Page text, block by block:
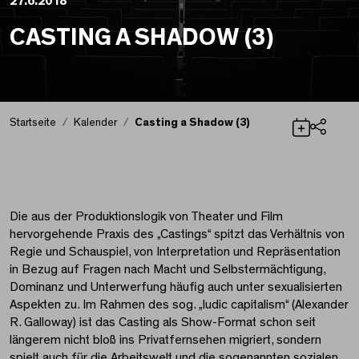
CASTING A SHADOW (3)
Startseite Kalender Casting a Shadow (3)
Die aus der Produktionslogik von Theater und Film
hervorgehende Praxis des „Castings“ spitzt das Verhältnis von
Regie und Schauspiel, von Interpretation und Repräsentation
in Bezug auf Fragen nach Macht und Selbstermächtigung,
Dominanz und Unterwerfung häufig auch unter sexualisierten
Aspekten zu. Im Rahmen des sog. „ludic capitalism“ (Alexander
R. Galloway) ist das Casting als Show-Format schon seit
längerem nicht bloß ins Privatfernsehen migriert, sondern